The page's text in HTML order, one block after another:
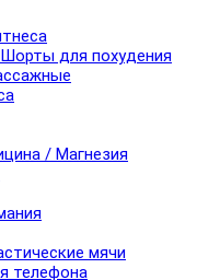
для похудения
/ Магнезия
мячи
телефона